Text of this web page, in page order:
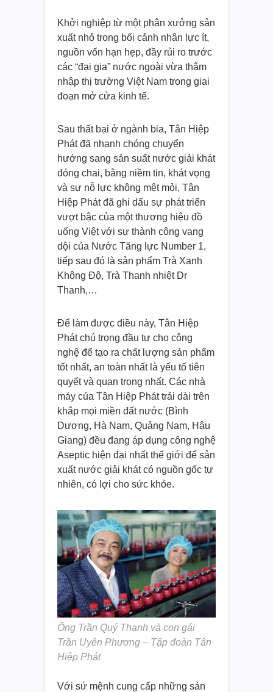
Khởi nghiệp từ một phân xưởng sản
xuất nhỏ trong bối cảnh nhân lực ít,
nguồn vốn hạn hẹp, đầy rủi ro trước
các “đại gia” nước ngoài vừa thâm
nhập thị trường Việt Nam trong giai
đoạn mở cửa kinh tế.
Sau thất bại ở ngành bia, Tân Hiệp
Phát đã nhanh chóng chuyển
hướng sang sản suất nước giải khát
đóng chai, bằng niềm tin, khát vọng
và sự nỗ lực không mệt mỏi, Tân
Hiệp Phát đã ghi dấu sự phát triển
vượt bậc của một thương hiệu đồ
uống Việt với sự thành công vang
dội của Nước Tăng lực Number 1,
tiếp sau đó là sản phẩm Trà Xanh
Không Độ, Trà Thanh nhiệt Dr
Thanh,…
Để làm được điều này, Tân Hiệp
Phát chú trọng đầu tư cho công
nghệ để tạo ra chất lượng sản phẩm
tốt nhất, an toàn nhất là yếu tố tiên
quyết và quan trọng nhất. Các nhà
máy của Tân Hiệp Phát trải dài trên
khắp mọi miền đất nước (Bình
Dương, Hà Nam, Quảng Nam, Hậu
Giang) đều đang áp dụng công nghệ
Aseptic hiện đại nhất thế giới để sản
xuất nước giải khát có nguồn gốc tự
nhiên, có lợi cho sức khỏe.
Ông Trần Quý Thanh và con gái
Trần Uyên Phương – Tập đoàn Tân
Hiệp Phát
Với sứ mệnh cung cấp những sản